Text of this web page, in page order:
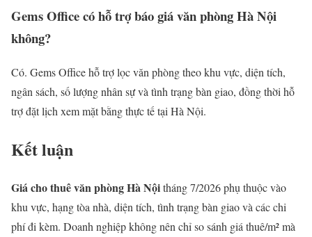
Gems Office có hỗ trợ báo giá văn phòng Hà Nội
không?
Có. Gems Office hỗ trợ lọc văn phòng theo khu vực, diện tích,
ngân sách, số lượng nhân sự và tình trạng bàn giao, đồng thời hỗ
trợ đặt lịch xem mặt bằng thực tế tại Hà Nội.
Kết luận
Giá cho thuê văn phòng Hà Nộitháng 7/2026 phụ thuộc vào
khu vực, hạng tòa nhà, diện tích, tình trạng bàn giao và các chi
phí đi kèm. Doanh nghiệp không nên chỉ so sánh giá thuê/m² mà